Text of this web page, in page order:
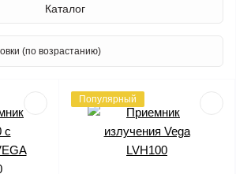
Каталог
Популярный